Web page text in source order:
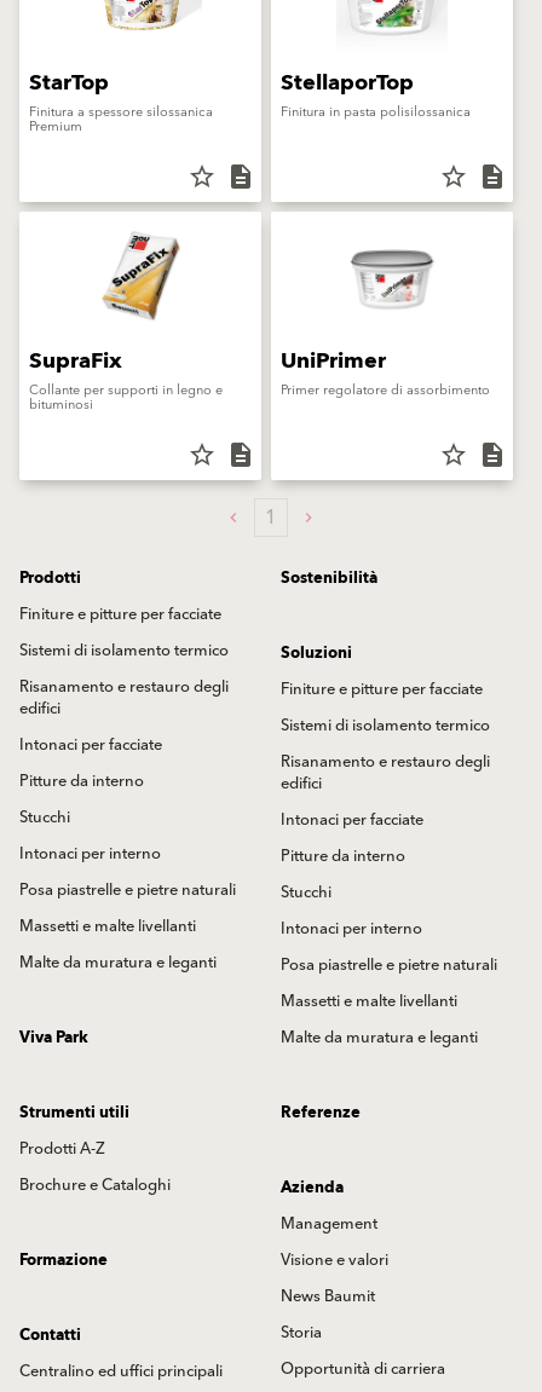
StarTop
Finitura a spessore silossanica
Premium
star_border description
StellaporTop
Finitura in pasta polisilossanica
star_border description
SupraFix
Collante per supporti in legno e
bituminosi
star_border description
UniPrimer
Primer regolatore di assorbimento
star_border description
1
Prodotti
Finiture e pitture per facciate
Sistemi di isolamento termico
Risanamento e restauro degli
edifici
Intonaci per facciate
Pitture da interno
Stucchi
Intonaci per interno
Posa piastrelle e pietre naturali
Massetti e malte livellanti
Malte da muratura e leganti
Sostenibilità
Soluzioni
Finiture e pitture per facciate
Sistemi di isolamento termico
Risanamento e restauro degli
edifici
Intonaci per facciate
Pitture da interno
Stucchi
Intonaci per interno
Posa piastrelle e pietre naturali
Massetti e malte livellanti
Malte da muratura e leganti
Viva Park
Strumenti utili
Prodotti A-Z
Brochure e Cataloghi
Referenze
Azienda
Management
Visione e valori
News Baumit
Storia
Opportunità di carriera
Formazione
Contatti
Centralino ed uffici principali